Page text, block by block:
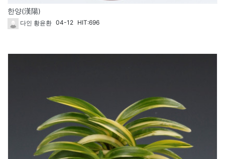
한양(漢陽)
다인 황윤환 04-12 HIT:696